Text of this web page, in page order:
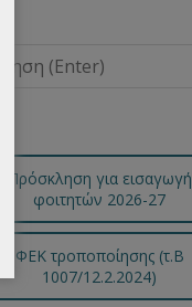
Πρόσκληση για εισαγωγή
φοιτητών 2026-27
ΦΕΚ τροποποίησης (τ.B
1007/12.2.2024)